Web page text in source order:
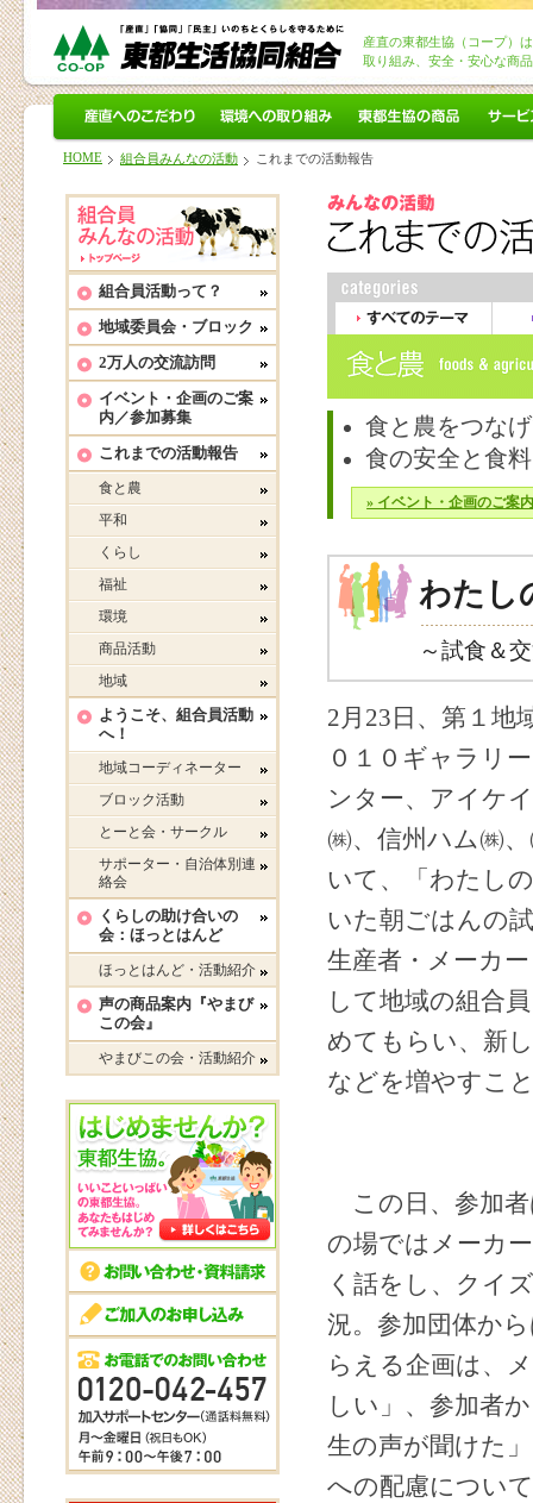
産直の東都生協（コープ）
取り組み、安全・安心な商
産直へのこだわり 環境への取り組み 東都生協の商品
HOME 組合員みんなの活動 これまでの活動報告
すべてのテーマ
食と農をつな
食の安全と食
» イベント・企画のご案
わたし
～試食＆
2月23日、第１地
０１０ギャラリ
ンター、アイケ
㈱、信州ハム㈱
いて、「わたし
いた朝ごはんの
生産者・メーカ
して地域の組合
めてもらい、新
などを増やすこ
この日、参加者
の場ではメーカ
く話をし、クイ
況。参加団体か
らえる企画は、
しい」、参加者
生の声が聞けた
への配慮につい
組合員活動って？
地域委員会・ブロック
2万人の交流訪問
イベント・企画のご案
内／参加募集
これまでの活動報告
食と農
平和
くらし
福祉
環境
商品活動
地域
ようこそ、組合員活動
へ！
地域コーディネーター
ブロック活動
とーと会・サークル
サポーター・自治体別連
絡会
くらしの助け合いの
会：ほっとはんど
ほっとはんど・活動紹介
声の商品案内『やまび
この会』
やまびこの会・活動紹介